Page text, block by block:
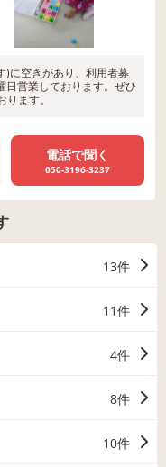
)に空きがあり、利用者募
営業しております。ぜひ
ます。
電話で聞く
050-3196-3237
13件
11件
4件
8件
10件